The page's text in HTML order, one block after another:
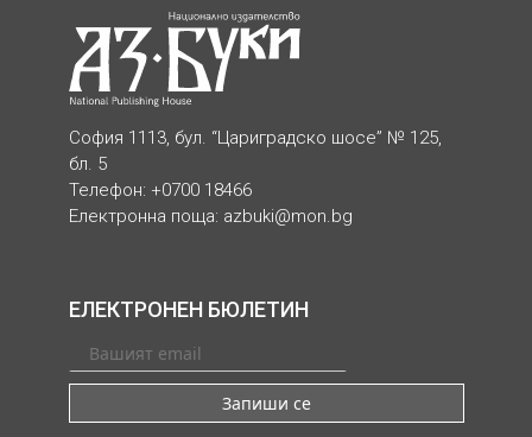
София 1113, бул. “Цариградско шосе” № 125,
бл. 5
Телефон: +0700 18466
Електронна поща: azbuki@mon.bg
ЕЛЕКТРОНЕН БЮЛЕТИН
Запиши се